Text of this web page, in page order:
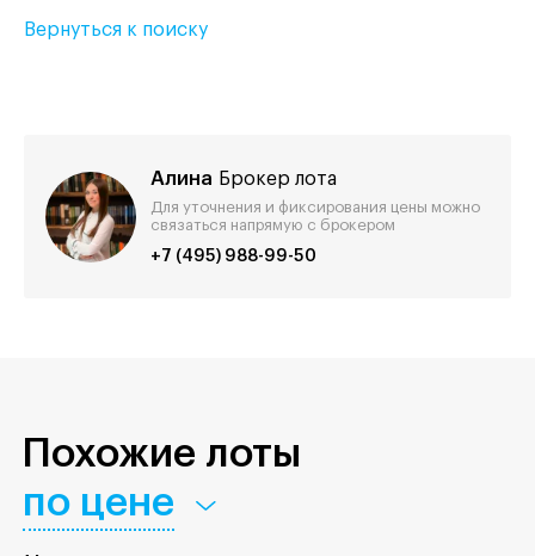
Вернуться к поиску
Алина Брокер лота
Для уточнения и фиксирования цены можно
связаться напрямую с брокером
+7 (495) 988-99-50
Похожие лоты
по цене